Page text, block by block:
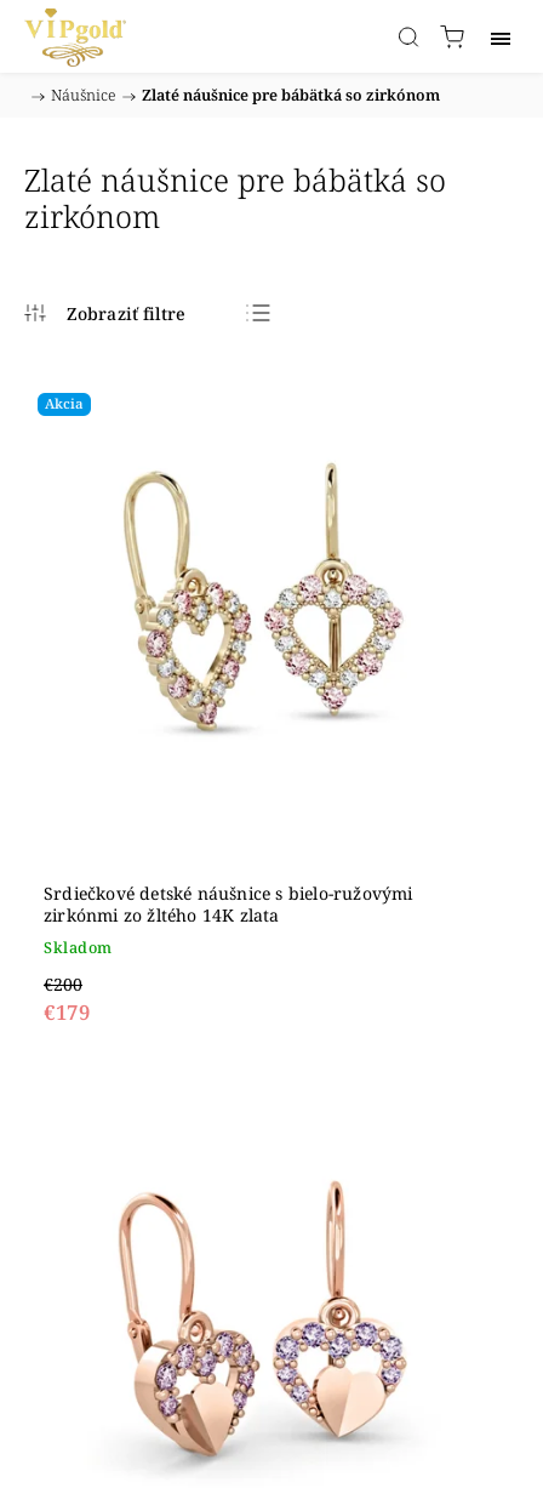
/ Náušnice / Zlaté náušnice pre bábätká so zirkónom
Zlaté náušnice pre bábätká so
zirkónom
Abecedne
Akcia
Srdiečkové detské náušnice s bielo-ružovými
zirkónmi zo žltého 14K zlata
Skladom
€200
€179